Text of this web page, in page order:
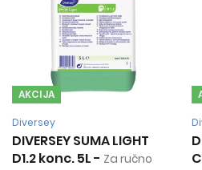
AKCIJA
Diversey
DIVERSEY SUMA LIGHT
D1.2 konc. 5L- Za ručno